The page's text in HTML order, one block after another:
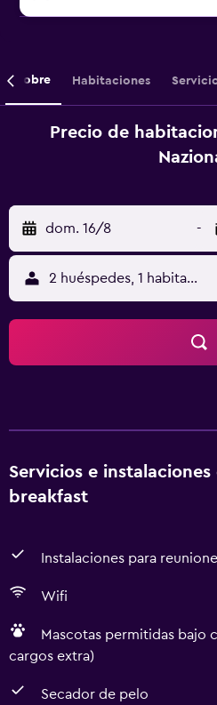
Sobre Habitaciones
Precio de
dom. 16/8 -
2 huéspedes, 1 habitación
Servicios e instalaciones
breakfast
Instalaciones para
Wifi
Mascotas permitidas bajo
cargos extra)
Secador de pelo